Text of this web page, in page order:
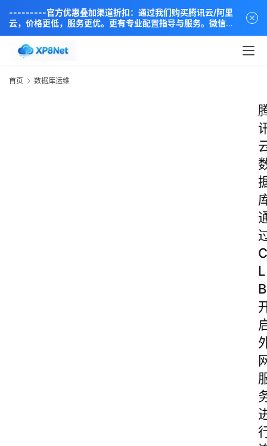
---------官方优惠叠加渠道折扣：通过我们购买腾讯云/阿里
云，价格更低，服务更优。更有专业配置指导与服务。微信同
步：18838889666----
首页 数据库运维
C
L
B